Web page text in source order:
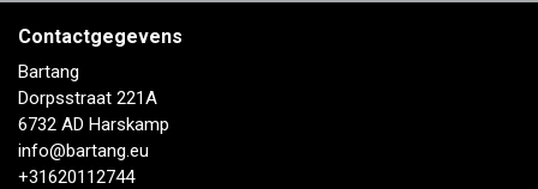
Contactgegevens
Bartang
Dorpsstraat 221A
6732 AD Harskamp
info@bartang.eu
+31620112744